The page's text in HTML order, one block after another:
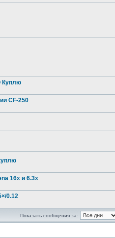
Куплю
CF-250
16x и 6.3x
0.12
Показать сообщения за: